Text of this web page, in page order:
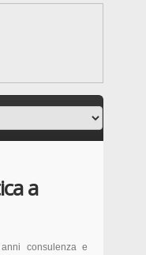
a
consulenza e